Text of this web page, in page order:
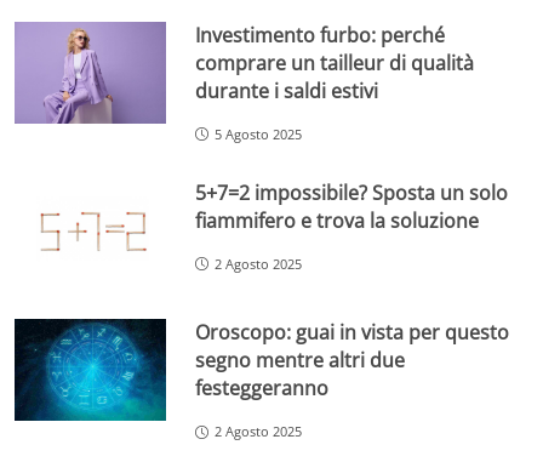
Investimento furbo: perché
comprare un tailleur di qualità
durante i saldi estivi
5 Agosto 2025
5+7=2 impossibile? Sposta un solo
fiammifero e trova la soluzione
2 Agosto 2025
Oroscopo: guai in vista per questo
segno mentre altri due
festeggeranno
2 Agosto 2025